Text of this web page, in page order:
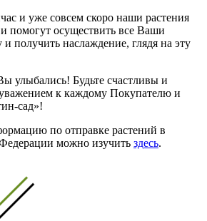
и уже совсем скоро наши растения
и помогут осуществить все Ваши
получить наслаждение, глядя на эту
улыбались! Будьте счастливы и
к каждому Покупателю и
сад»!
по отправке растений в
можно изучить здесь.